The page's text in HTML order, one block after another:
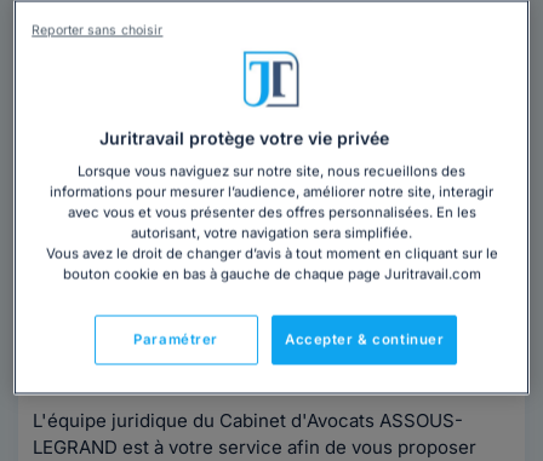
Maître Lionel ASSOUS-LEGRAND
Avocat au barreau de Paris
Paris,Paris 14ème, 75014
18 années d'expérience
Contacter cet avocat
L'équipe juridique du Cabinet d'Avocats ASSOUS-
LEGRAND est à votre service afin de vous proposer
Juritravail protège votre vie privée
Lorsque vous naviguez sur notre site, nous recueillons des
informations pour mesurer l’audience, améliorer notre site, interagir
avec vous et vous présenter des offres personnalisées. En les
autorisant, votre navigation sera simplifiée.
Vous avez le droit de changer d’avis à tout moment en cliquant sur le
bouton cookie en bas à gauche de chaque page Juritravail.com
Accepter & continuer
Paramétrer
Reporter sans choisir